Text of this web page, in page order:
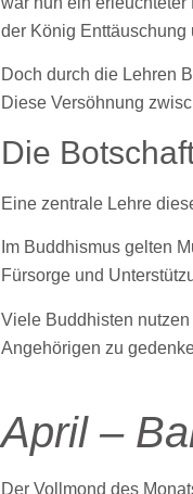
der König Enttäuschung
Doch durch die Lehren
Diese Versöhnung
Die
Eine zentrale Lehre
Im Buddhismus gelten
Fürsorge und
Viele Buddhisten
Angehörigen zu
April –
Der Vollmond des